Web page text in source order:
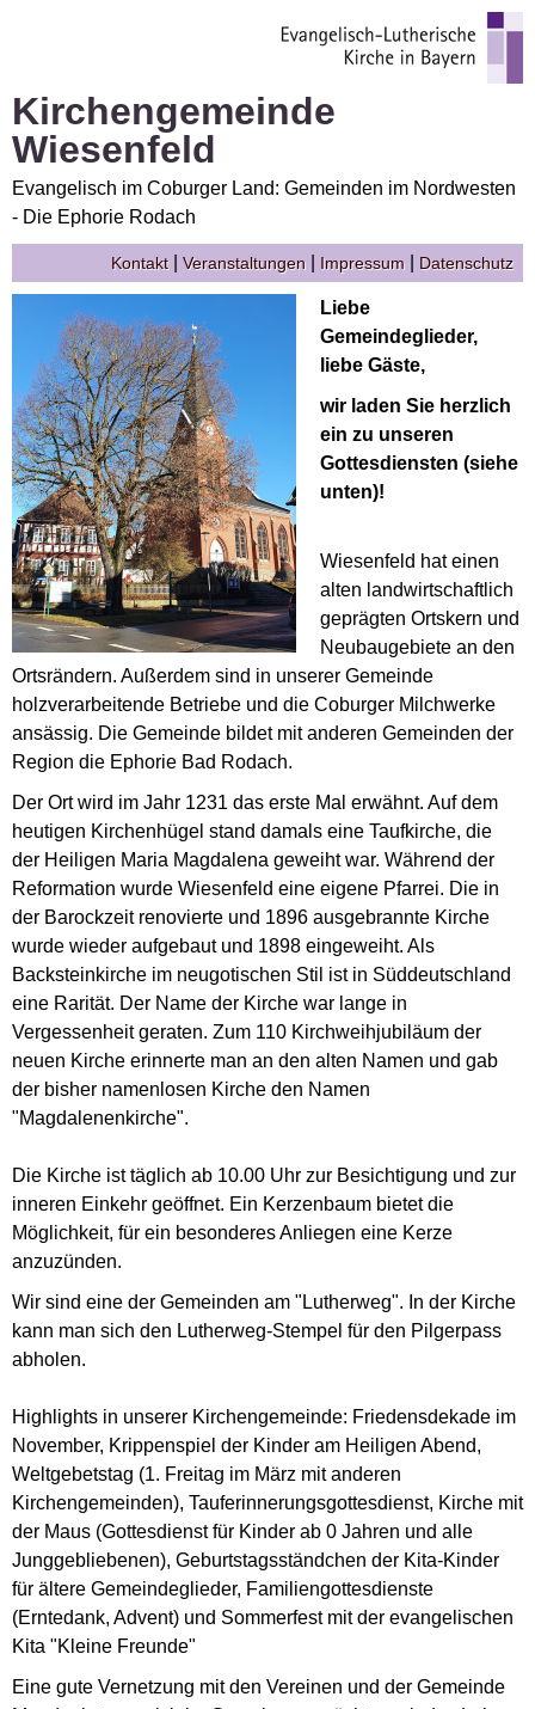
Kirchengemeinde
Wiesenfeld
Evangelisch im Coburger Land: Gemeinden im Nordwesten
- Die Ephorie Rodach
Kontakt| Veranstaltungen Impressum Datenschutz
Liebe
Gemeindeglieder,
liebe Gäste,
wir laden Sie herzlich
ein zu unseren
Gottesdiensten (siehe
unten)!
Wiesenfeld hat einen
alten landwirtschaftlich
geprägten Ortskern und
Neubaugebiete an den
Ortsrändern. Außerdem sind in unserer Gemeinde
holzverarbeitende Betriebe und die Coburger Milchwerke
ansässig. Die Gemeinde bildet mit anderen Gemeinden der
Region die Ephorie Bad Rodach.
Der Ort wird im Jahr 1231 das erste Mal erwähnt. Auf dem
heutigen Kirchenhügel stand damals eine Taufkirche, die
der Heiligen Maria Magdalena geweiht war. Während der
Reformation wurde Wiesenfeld eine eigene Pfarrei. Die in
der Barockzeit renovierte und 1896 ausgebrannte Kirche
wurde wieder aufgebaut und 1898 eingeweiht. Als
Backsteinkirche im neugotischen Stil ist in Süddeutschland
eine Rarität. Der Name der Kirche war lange in
Vergessenheit geraten. Zum 110 Kirchweihjubiläum der
neuen Kirche erinnerte man an den alten Namen und gab
der bisher namenlosen Kirche den Namen
"Magdalenenkirche".
Die Kirche ist täglich ab 10.00 Uhr zur Besichtigung und zur
inneren Einkehr geöffnet. Ein Kerzenbaum bietet die
Möglichkeit, für ein besonderes Anliegen eine Kerze
anzuzünden.
Wir sind eine der Gemeinden am "Lutherweg". In der Kirche
kann man sich den Lutherweg-Stempel für den Pilgerpass
abholen.
Highlights in unserer Kirchengemeinde: Friedensdekade im
November, Krippenspiel der Kinder am Heiligen Abend,
Weltgebetstag (1. Freitag im März mit anderen
Kirchengemeinden), Tauferinnerungsgottesdienst, Kirche mit
der Maus (Gottesdienst für Kinder ab 0 Jahren und alle
Junggebliebenen), Geburtstagsständchen der Kita-Kinder
für ältere Gemeindeglieder, Familiengottesdienste
(Erntedank, Advent) und Sommerfest mit der evangelischen
Kita "Kleine Freunde"
Eine gute Vernetzung mit den Vereinen und der Gemeinde